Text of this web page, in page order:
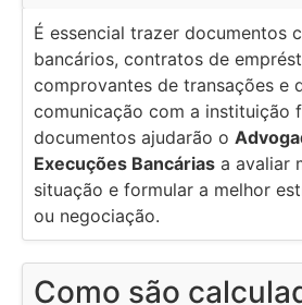
É essencial trazer documentos
bancários, contratos de
comprovantes de transações e
comunicação com a instituição
documentos ajudarão o
Execuções Bancárias a avaliar
situação e formular a melhor
ou negociação.
Como são